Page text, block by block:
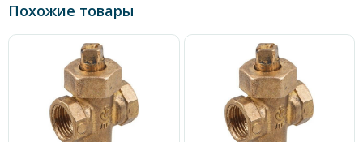
Похожие товары